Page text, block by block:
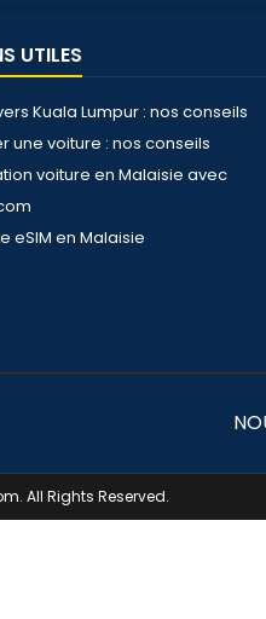
UTILES
Kuala Lumpur : nos conseils
une voiture : nos conseils
voiture en Malaisie avec
eSIM en Malaisie
All Rights Reserved.